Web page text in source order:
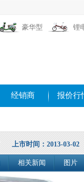
豪华型 锂
经销商 报价行
上市时间：2013-03-02
相关新闻 图片